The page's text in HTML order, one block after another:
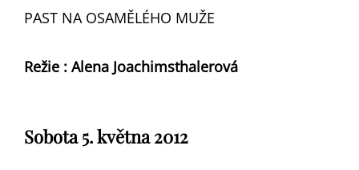
PAST NA OSAMĚLÉHO MUŽE
Režie : Alena Joachimsthalerová
Sobota 5. května 2012